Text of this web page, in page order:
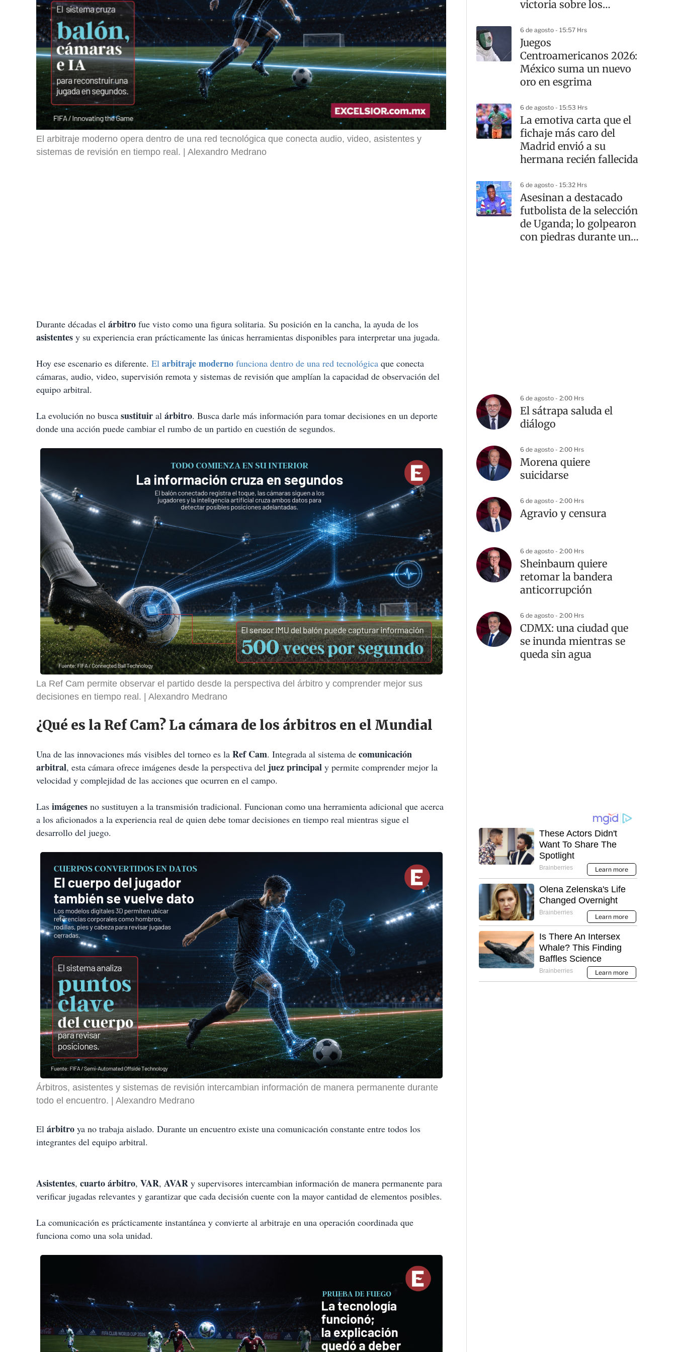
El arbitraje moderno opera dentro de una red tecnológica que conecta audio, video, asistentes y
sistemas de revisión en tiempo real.
Alexandro Medrano
Durante décadas el árbitro fue visto como una figura solitaria. Su posición en la cancha, la ayuda de los
asistentes y su experiencia eran prácticamente las únicas herramientas disponibles para interpretar una jugada.
Hoy ese escenario es diferente. El arbitraje moderno funciona dentro de una red tecnológica que conecta
cámaras, audio, video, supervisión remota y sistemas de revisión que amplían la capacidad de observación del
equipo arbitral.
La evolución no busca sustituir al árbitro. Busca darle más información para tomar decisiones en un deporte
donde una acción puede cambiar el rumbo de un partido en cuestión de segundos.
La Ref Cam permite observar el partido desde la perspectiva del árbitro y comprender mejor sus
decisiones en tiempo real.
Alexandro Medrano
¿Qué es la Ref Cam? La cámara de los árbitros en el Mundial
Una de las innovaciones más visibles del torneo es la Ref Cam. Integrada al sistema de comunicación
arbitral, esta cámara ofrece imágenes desde la perspectiva del juez principal y permite comprender mejor la
velocidad y complejidad de las acciones que ocurren en el campo.
Las imágenes no sustituyen a la transmisión tradicional. Funcionan como una herramienta adicional que acerca
a los aficionados a la experiencia real de quien debe tomar decisiones en tiempo real mientras sigue el
desarrollo del juego.
Árbitros, asistentes y sistemas de revisión intercambian información de manera permanente durante
todo el encuentro.
Alexandro Medrano
El árbitro ya no trabaja aislado. Durante un encuentro existe una comunicación constante entre todos los
integrantes del equipo arbitral.
Asistentes, cuarto árbitro, VAR, AVAR y supervisores intercambian información de manera permanente para
verificar jugadas relevantes y garantizar que cada decisión cuente con la mayor cantidad de elementos posibles.
La comunicación es prácticamente instantánea y convierte al arbitraje en una operación coordinada que
funciona como una sola unidad.
victoria sobre los
6 de agosto - 15:57 Hrs
Juegos
Centroamericanos 2026:
México suma un nuevo
oro en esgrima
6 de agosto - 15:53 Hrs
La emotiva carta que el
fichaje más caro del
Madrid envió a su
hermana recién fallecida
6 de agosto - 15:32 Hrs
Asesinan a destacado
futbolista de la selección
de Uganda; lo golpearon
con piedras durante un
6 de agosto - 2:00 Hrs
El sátrapa saluda el
diálogo
6 de agosto - 2:00 Hrs
Morena quiere
suicidarse
6 de agosto - 2:00 Hrs
Agravio y censura
6 de agosto - 2:00 Hrs
Sheinbaum quiere
retomar la bandera
anticorrupción
6 de agosto - 2:00 Hrs
CDMX: una ciudad que
se inunda mientras se
queda sin agua